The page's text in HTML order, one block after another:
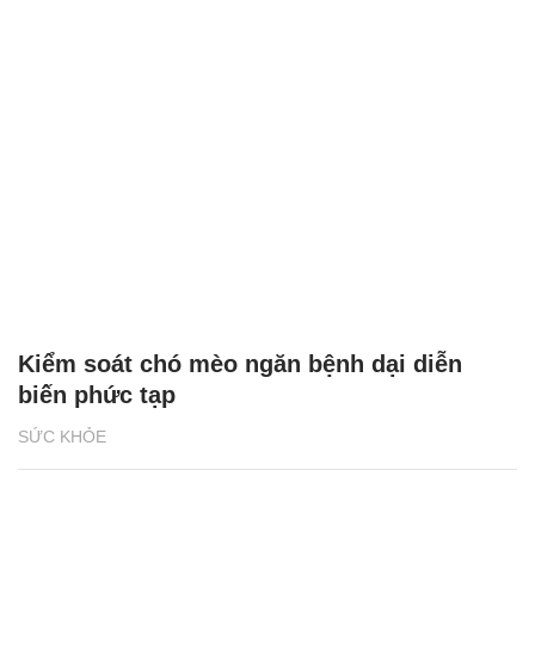
SỨC KHỎE
Kiểm soát chó mèo ngăn bệnh dại diễn
biến phức tạp